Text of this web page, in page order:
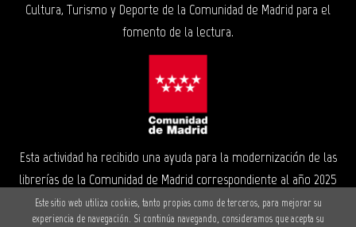
Cultura, Turismo y Deporte de la Comunidad de Madrid para el
fomento de la lectura.
Esta actividad ha recibido una ayuda para la modernización de las
librerías de la Comunidad de Madrid correspondiente al año 2025
Este sitio web utiliza cookies, tanto propias como de terceros, para mejorar su
experiencia de navegación. Si continúa navegando, consideramos que acepta su